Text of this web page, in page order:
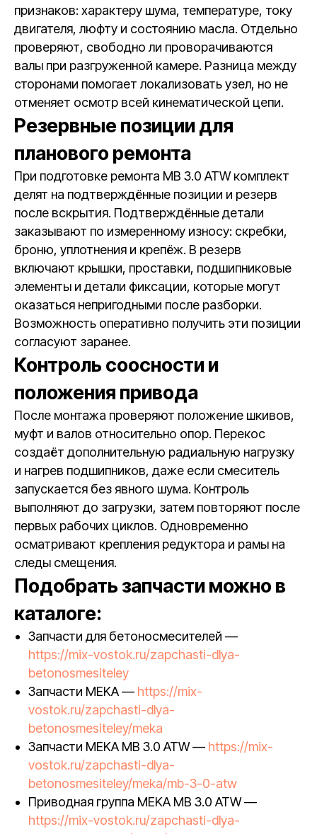
признаков: характеру шума, температуре, току
двигателя, люфту и состоянию масла. Отдельно
проверяют, свободно ли проворачиваются
валы при разгруженной камере. Разница между
сторонами помогает локализовать узел, но не
отменяет осмотр всей кинематической цепи.
Резервные позиции для
планового ремонта
При подготовке ремонта MB 3.0 ATW комплект
делят на подтверждённые позиции и резерв
после вскрытия. Подтверждённые детали
заказывают по измеренному износу: скребки,
броню, уплотнения и крепёж. В резерв
включают крышки, проставки, подшипниковые
элементы и детали фиксации, которые могут
оказаться непригодными после разборки.
Возможность оперативно получить эти позиции
согласуют заранее.
Контроль соосности и
положения привода
После монтажа проверяют положение шкивов,
муфт и валов относительно опор. Перекос
создаёт дополнительную радиальную нагрузку
и нагрев подшипников, даже если смеситель
запускается без явного шума. Контроль
выполняют до загрузки, затем повторяют после
первых рабочих циклов. Одновременно
осматривают крепления редуктора и рамы на
следы смещения.
Подобрать запчасти можно в
каталоге:
Запчасти для бетоносмесителей —
https://mix-vostok.ru/zapchasti-dlya-
betonosmesiteley
Запчасти MEKA — https://mix-
vostok.ru/zapchasti-dlya-
betonosmesiteley/meka
Запчасти MEKA MB 3.0 ATW — https://mix-
vostok.ru/zapchasti-dlya-
betonosmesiteley/meka/mb-3-0-atw
Приводная группа MEKA MB 3.0 ATW —
https://mix-vostok.ru/zapchasti-dlya-